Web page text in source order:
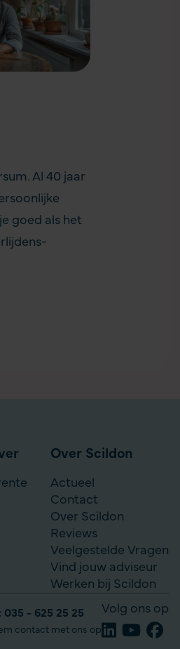
Al 40 jaar
goed als het
Over Scildon
Actueel
Contact
Over Scildon
Reviews
Veelgestelde Vragen
Vind jouw adviseur
Werken bij Scildon
035 - 625 25 25
contact met ons op
Volg ons op